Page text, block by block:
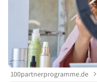
100partnerprogramme.de